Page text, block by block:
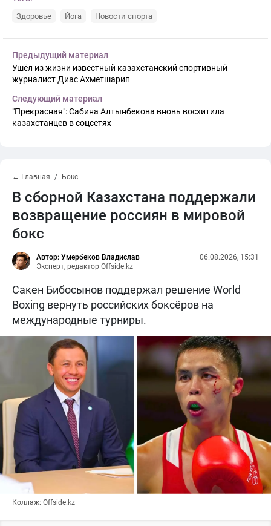
Здоровье Йога Новости спорта
Предыдущий материал
Ушёл из жизни известный казахстанский спортивный
журналист Диас Ахметшарип
Следующий материал
"Прекрасная": Сабина Алтынбекова вновь восхитила
казахстанцев в соцсетях
← Главная Бокс
В сборной Казахстана поддержали
возвращение россиян в мировой
бокс
Автор: Умербеков Владислав
Эксперт, редактор Offside.kz
06.08.2026, 15:31
Сакен Бибосынов поддержал решение World
Boxing вернуть российских боксёров на
международные турниры.
Коллаж: Offside.kz